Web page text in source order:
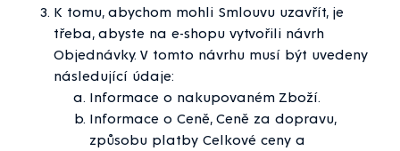
K tomu, abychom mohli Smlouvu uzavřít, je
třeba, abyste na e-shopu vytvořili návrh
Objednávky. V tomto návrhu musí být uvedeny
následující údaje:
Informace o nakupovaném Zboží.
Informace o Ceně, Ceně za dopravu,
způsobu platby Celkové ceny a